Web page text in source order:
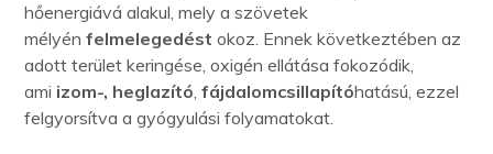
hőenergiává alakul, mely a szövetek
mélyénfelmelegedést okoz. Ennek következtében az
adott terület keringése, oxigén ellátása fokozódik,
ami izom-, heglazító,fájdalomcsillapítóhatású, ezzel
felgyorsítva a gyógyulási folyamatokat.